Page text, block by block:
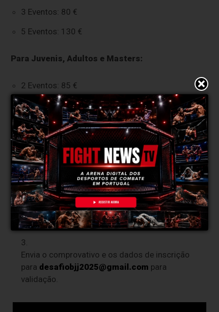
3 Eventos: 80 €
5 Eventos: 130 €
Para Juvenis, Adultos e Masters:
2 Eventos: 85 €
3 Eventos: 125 €
5 Eventos: 205 €
Como funciona?
Faz o pagamento do pacote desejado.
Escolhe os eventos no site.
Envia o comprovativo e os dados de inscrição
para desafiobjj2025@gmail.com para
validação.